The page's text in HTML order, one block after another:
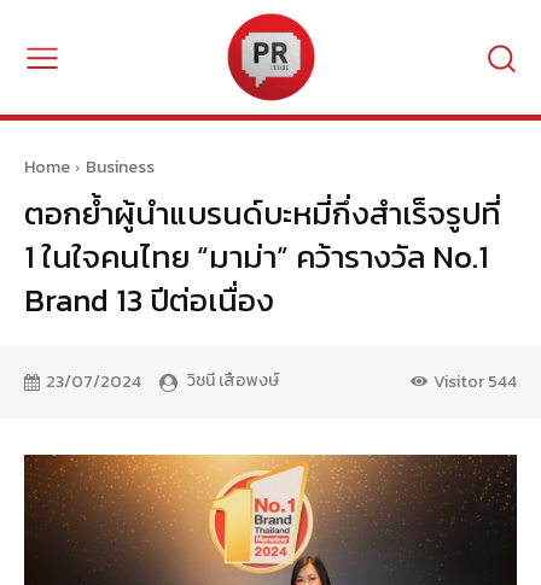
Home Business
ตอกย้ำผู้นำแบรนด์บะหมี่กึ่งสำเร็จรูปที่
1 ในใจคนไทย “มาม่า” คว้ารางวัล No.1
Brand 13 ปีต่อเนื่อง
23/07/2024 วิชนี เสือพงษ์ Visitor544